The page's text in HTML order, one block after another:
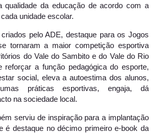
qualidade da educação de acordo com a
unidade escolar.
pelo ADE, destaque para os Jogos
tornaram a maior competição esportiva
do Vale do Sambito e do Vale do Rio
reforçar a função pedagógica do esporte,
social, eleva a autoestima dos alunos,
práticas esportivas, engaja, dá
na sociedade local.
serviu de inspiração para a implantação
é destaque no décimo primeiro e-book da